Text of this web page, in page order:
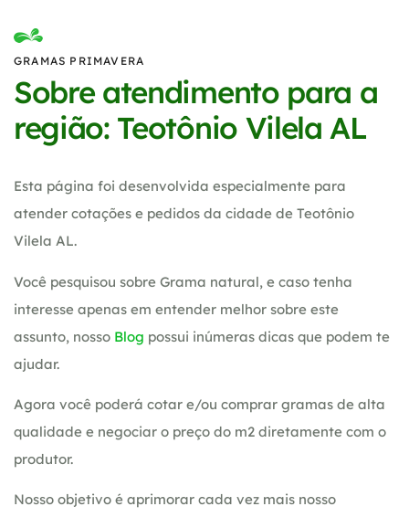
GRAMAS PRIMAVERA
Sobre atendimento para a
região: Teotônio Vilela AL
Esta página foi desenvolvida especialmente para
atender cotações e pedidos da cidade de Teotônio
Vilela AL.
Você pesquisou sobre Grama natural, e caso tenha
interesse apenas em entender melhor sobre este
assunto, nosso Blog possui inúmeras dicas que podem te
ajudar.
Agora você poderá cotar e/ou comprar gramas de alta
qualidade e negociar o preço do m2 diretamente com o
produtor.
Nosso objetivo é aprimorar cada vez mais nosso